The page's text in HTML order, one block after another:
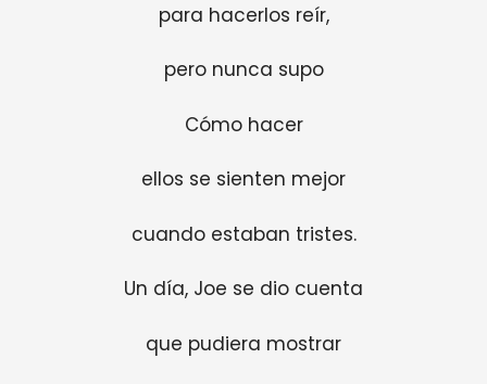
para hacerlos reír,
pero nunca supo
Cómo hacer
ellos se sienten mejor
cuando estaban tristes.
Un día, Joe se dio cuenta
que pudiera mostrar